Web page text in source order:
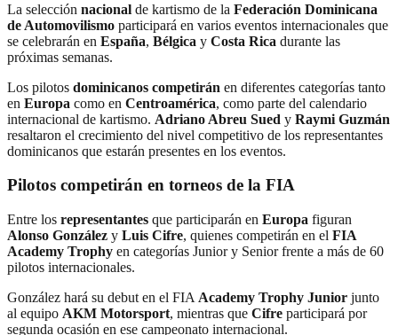
La selección nacional de kartismo de la Federación Dominicana
de Automovilismo participará en varios eventos internacionales que
se celebrarán en España, Bélgica y Costa Rica durante las
próximas semanas.
Los pilotos dominicanos competirán en diferentes categorías tanto
en Europa como en Centroamérica, como parte del calendario
internacional de kartismo. Adriano Abreu Sued y Raymi Guzmán
resaltaron el crecimiento del nivel competitivo de los representantes
dominicanos que estarán presentes en los eventos.
Pilotos competirán en torneos de la FIA
Entre los representantes que participarán en Europa figuran
Alonso González y Luis Cifre, quienes competirán en el FIA
Academy Trophy en categorías Junior y Senior frente a más de 60
pilotos internacionales.
González hará su debut en el FIA Academy Trophy Junior junto
al equipo AKM Motorsport, mientras que Cifre participará por
segunda ocasión en ese campeonato internacional.